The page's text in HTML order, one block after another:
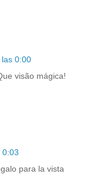
0:00
visão mágica!
0:03
para la vista